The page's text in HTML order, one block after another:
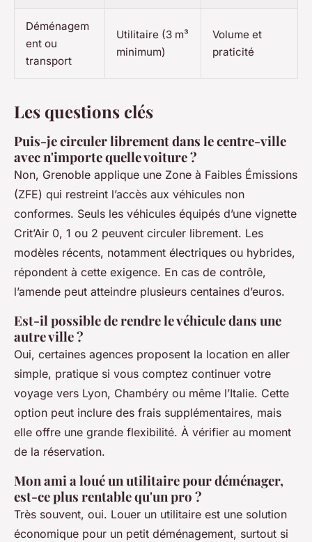
Déménagem
ent ou
transport
Utilitaire (3 m³
minimum)
Volume et
praticité
Les questions clés
Puis-je circuler librement dans le centre-ville
avec n'importe quelle voiture ?
Non, Grenoble applique une Zone à Faibles Émissions
(ZFE) qui restreint l’accès aux véhicules non
conformes. Seuls les véhicules équipés d’une vignette
Crit’Air 0, 1 ou 2 peuvent circuler librement. Les
modèles récents, notamment électriques ou hybrides,
répondent à cette exigence. En cas de contrôle,
l’amende peut atteindre plusieurs centaines d’euros.
Est-il possible de rendre le véhicule dans une
autre ville ?
Oui, certaines agences proposent la location en aller
simple, pratique si vous comptez continuer votre
voyage vers Lyon, Chambéry ou même l’Italie. Cette
option peut inclure des frais supplémentaires, mais
elle offre une grande flexibilité. À vérifier au moment
de la réservation.
Mon ami a loué un utilitaire pour déménager,
est-ce plus rentable qu'un pro ?
Très souvent, oui. Louer un utilitaire est une solution
économique pour un petit déménagement, surtout si